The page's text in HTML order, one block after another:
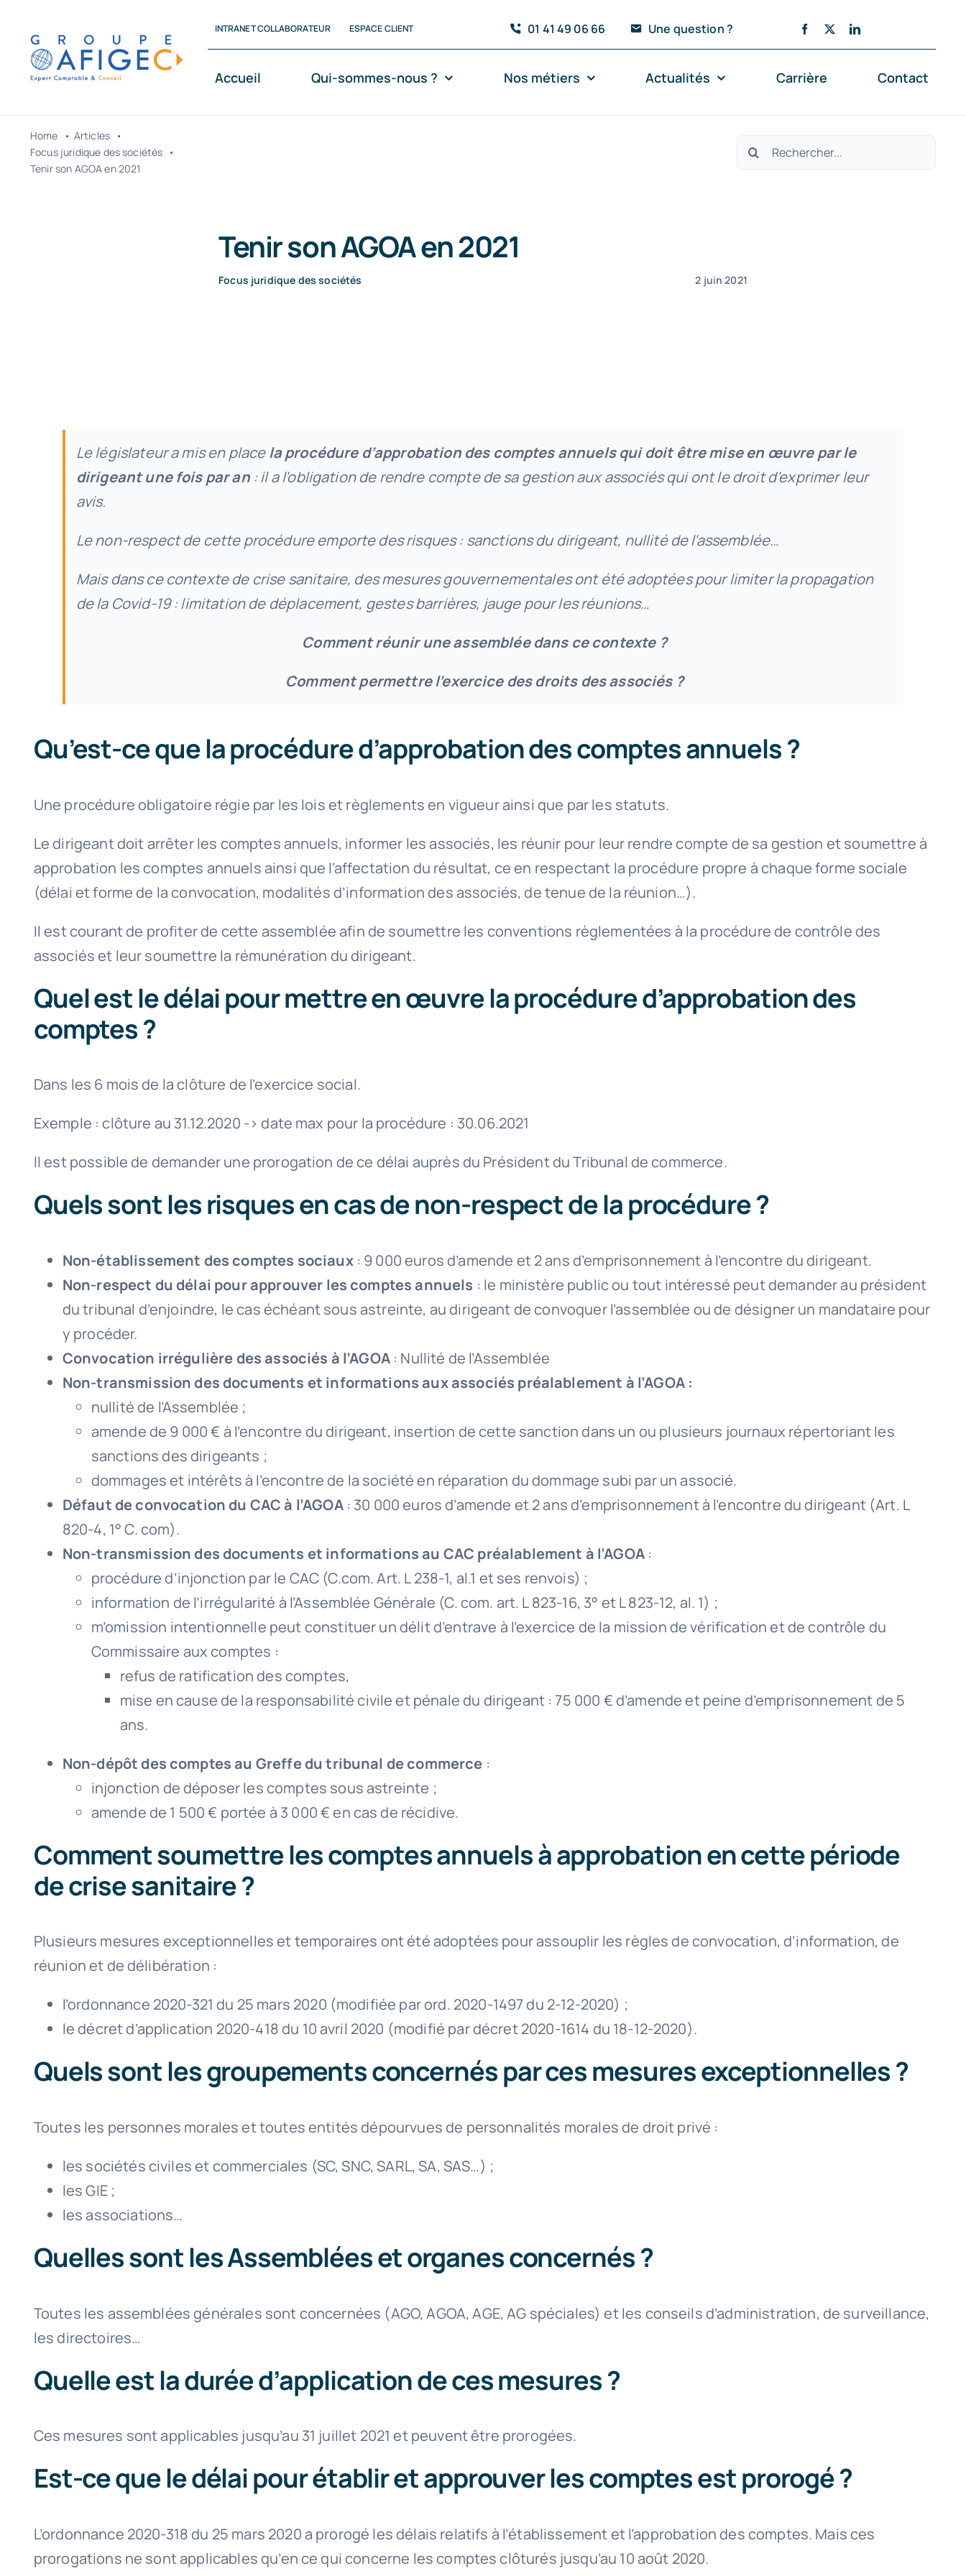
contenu
INTRANET COLLABORATEUR ESPACE CLIENT 01 41 49 06 66 Une question ?
Accueil Qui-sommes-nous ? Nos métiers Actualités Carrière Contact
Home
Articles
Focus juridique des sociétés
Tenir son AGOA en 2021
Rechercher:
Tenir son AGOA en 2021
Focus juridique des sociétés 2 juin 2021
Le législateur a mis en placela procédure d’approbation des comptes annuels qui doit être mise en œuvre par le
dirigeant une fois par an : il a l’obligation de rendre compte de sa gestion aux associés qui ont le droit d’exprimer leur
avis.
Le non-respect de cette procédure emporte des risques : sanctions du dirigeant, nullité de l’assemblée…
Mais dans ce contexte de crise sanitaire, des mesures gouvernementales ont été adoptées pour limiter la propagation
de la Covid-19 : limitation de déplacement, gestes barrières, jauge pour les réunions…
Comment réunir une assemblée dans ce contexte ?
Comment permettre l’exercice des droits des associés ?
Qu’est-ce que la procédure d’approbation des comptes annuels ?
Une procédure obligatoire régie par les lois et règlements en vigueur ainsi que par les statuts.
Le dirigeant doit arrêter les comptes annuels, informer les associés, les réunir pour leur rendre compte de sa gestion et soumettre à
approbation les comptes annuels ainsi que l’affectation du résultat, ce en respectant la procédure propre à chaque forme sociale
(délai et forme de la convocation, modalités d’information des associés, de tenue de la réunion…).
Il est courant de profiter de cette assemblée afin de soumettre les conventions règlementées à la procédure de contrôle des
associés et leur soumettre la rémunération du dirigeant.
Quel est le délai pour mettre en œuvre la procédure d’approbation des
comptes ?
Dans les 6 mois de la clôture de l’exercice social.
Exemple : clôture au 31.12.2020 -> date max pour la procédure : 30.06.2021
Il est possible de demander une prorogation de ce délai auprès du Président du Tribunal de commerce.
Quels sont les risques en cas de non-respect de la procédure ?
Non-établissement des comptes sociaux: 9 000 euros d’amende et 2 ans d’emprisonnement à l’encontre du dirigeant.
Non-respect du délai pour approuver les comptes annuels : le ministère public ou tout intéressé peut demander au président
du tribunal d’enjoindre, le cas échéant sous astreinte, au dirigeant de convoquer l’assemblée ou de désigner un mandataire pour
y procéder.
Convocation irrégulière des associés à l’AGOA: Nullité de l’Assemblée
Non-transmission des documents et informations aux associés préalablement à l’AGOA :
nullité de l’Assemblée ;
amende de 9 000 € à l’encontre du dirigeant, insertion de cette sanction dans un ou plusieurs journaux répertoriant les
sanctions des dirigeants ;
dommages et intérêts à l’encontre de la société en réparation du dommage subi par un associé.
Défaut de convocation du CAC à l’AGOA: 30 000 euros d’amende et 2 ans d’emprisonnement à l’encontre du dirigeant (Art. L
820-4, 1° C. com).
Non-transmission des documents et informations au CAC préalablement à l’AGOA:
procédure d’injonction par le CAC (C.com. Art. L 238-1, al.1 et ses renvois) ;
information de l’irrégularité à l’Assemblée Générale (C. com. art. L 823-16, 3° et L 823-12, al. 1) ;
m’omission intentionnelle peut constituer un délit d’entrave à l’exercice de la mission de vérification et de contrôle du
Commissaire aux comptes :
refus de ratification des comptes,
mise en cause de la responsabilité civile et pénale du dirigeant : 75 000 € d’amende et peine d’emprisonnement de 5
ans.
Non-dépôt des comptes au Greffe du tribunal de commerce :
injonction de déposer les comptes sous astreinte ;
amende de 1 500 € portée à 3 000 € en cas de récidive.
Comment soumettre les comptes annuels à approbation en cette période
de crise sanitaire ?
Plusieurs mesures exceptionnelles et temporaires ont été adoptées pour assouplir les règles de convocation, d’information, de
réunion et de délibération :
l’ordonnance 2020-321 du 25 mars 2020 (modifiée par ord. 2020-1497 du 2-12-2020) ;
le décret d’application 2020-418 du 10 avril 2020 (modifié par décret 2020-1614 du 18-12-2020).
Quels sont les groupements concernés par ces mesures exceptionnelles ?
Toutes les personnes morales et toutes entités dépourvues de personnalités morales de droit privé :
les sociétés civiles et commerciales (SC, SNC, SARL, SA, SAS…) ;
les GIE ;
les associations…
Quelles sont les Assemblées et organes concernés ?
Toutes les assemblées générales sont concernées (AGO, AGOA, AGE, AG spéciales) et les conseils d’administration, de surveillance,
les directoires…
Quelle est la durée d’application de ces mesures ?
Ces mesures sont applicables jusqu’au 31 juillet 2021 et peuvent être prorogées.
Est-ce que le délai pour établir et approuver les comptes est prorogé ?
L’ordonnance 2020-318 du 25 mars 2020 a prorogé les délais relatifs à l’établissement et l’approbation des comptes. Mais ces
prorogations ne sont applicables qu’en ce qui concerne les comptes clôturés jusqu’au 10 août 2020.